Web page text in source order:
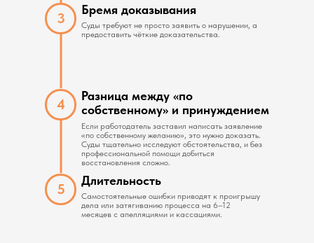
3
4
5
Если работодатель заставил написать заявление
«по собственному желанию», это нужно доказать.
Суды тщательно исследуют обстоятельства, и без
профессиональной помощи добиться
восстановления сложно.
Разница между «по
собственному» и принуждением
Суды требуют не просто заявить о нарушении, а
предоставить чёткие доказательства.
Бремя доказывания
Самостоятельные ошибки приводят к проигрышу
дела или затягиванию процесса на 6–12
месяцев с апелляциями и кассациями.
Длительность
Какие документы
нужны и что
понадобиться?